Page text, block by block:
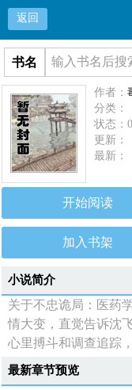
返回
书名
作者：
分类：
状态：0
更新：
最新：
开始阅读
加入书架
小说简介
关于不忠诡局：医药
情大变，直觉告诉沈
心里搏斗和调查追踪
最新章节预览